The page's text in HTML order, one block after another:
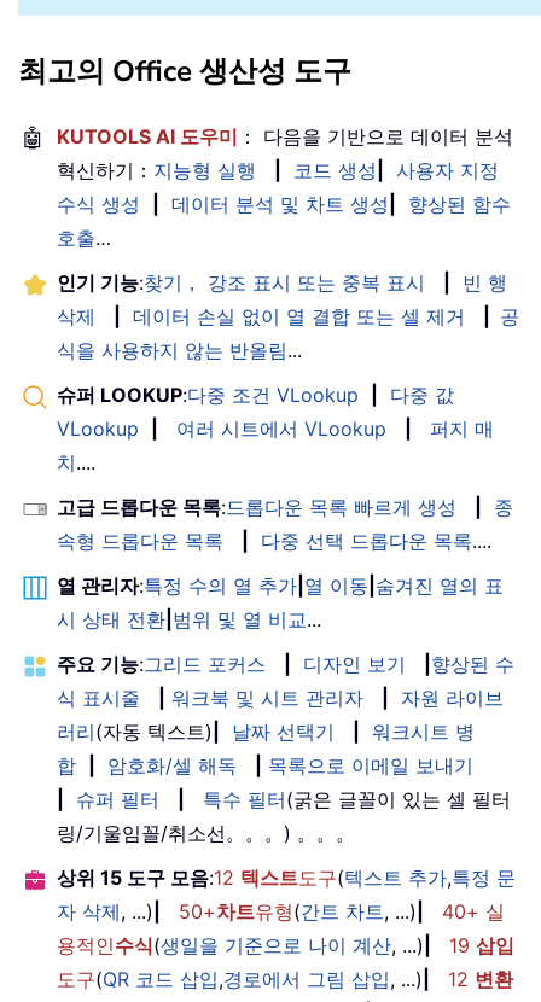
최고의 Office 생산성 도구
🤖 KUTOOLS AI 도우미 ： 다음을 기반으로 데이터 분석
혁신하기： 지능형 실행 코드 생성
사용자 지정
수식 생성
데이터 분석 및 차트 생성
향상된 함수
호출…
인기 기능:찾기， 강조 표시 또는 중복 표시
빈 행
삭제
데이터 손실 없이 열 결합 또는 셀 제거
공
식을 사용하지 않는 반올림...
슈퍼 LOOKUP:다중 조건 VLookup
다중 값
VLookup
여러 시트에서 VLookup
퍼지 매
치....
고급 드롭다운 목록:드롭다운 목록 빠르게 생성
종
속형 드롭다운 목록
다중 선택 드롭다운 목록....
열 관리자:특정 수의 열 추가 열 이동 숨겨진 열의 표
시 상태 전환 범위 및 열 비교...
주요 기능:그리드 포커스 디자인 보기
향상된 수
식 표시줄
워크북 및 시트 관리자
자원 라이브
러리(자동 텍스트) 날짜 선택기
워크시트 병
합
암호화/셀 해독
목록으로 이메일 보내기
슈퍼 필터 특수 필터(굵은 글꼴이 있는 셀 필터
링/기울임꼴/취소선。。。) 。。。
상위 15 도구 모음:12 텍스트도구(텍스트 추가,특정 문
자 삭제, ...) 50+차트유형(간트 차트, ...)
40+ 실
용적인수식(생일을 기준으로 나이 계산, ...) 19 삽입
도구(QR 코드 삽입,경로에서 그림 삽입, ...) 12 변환